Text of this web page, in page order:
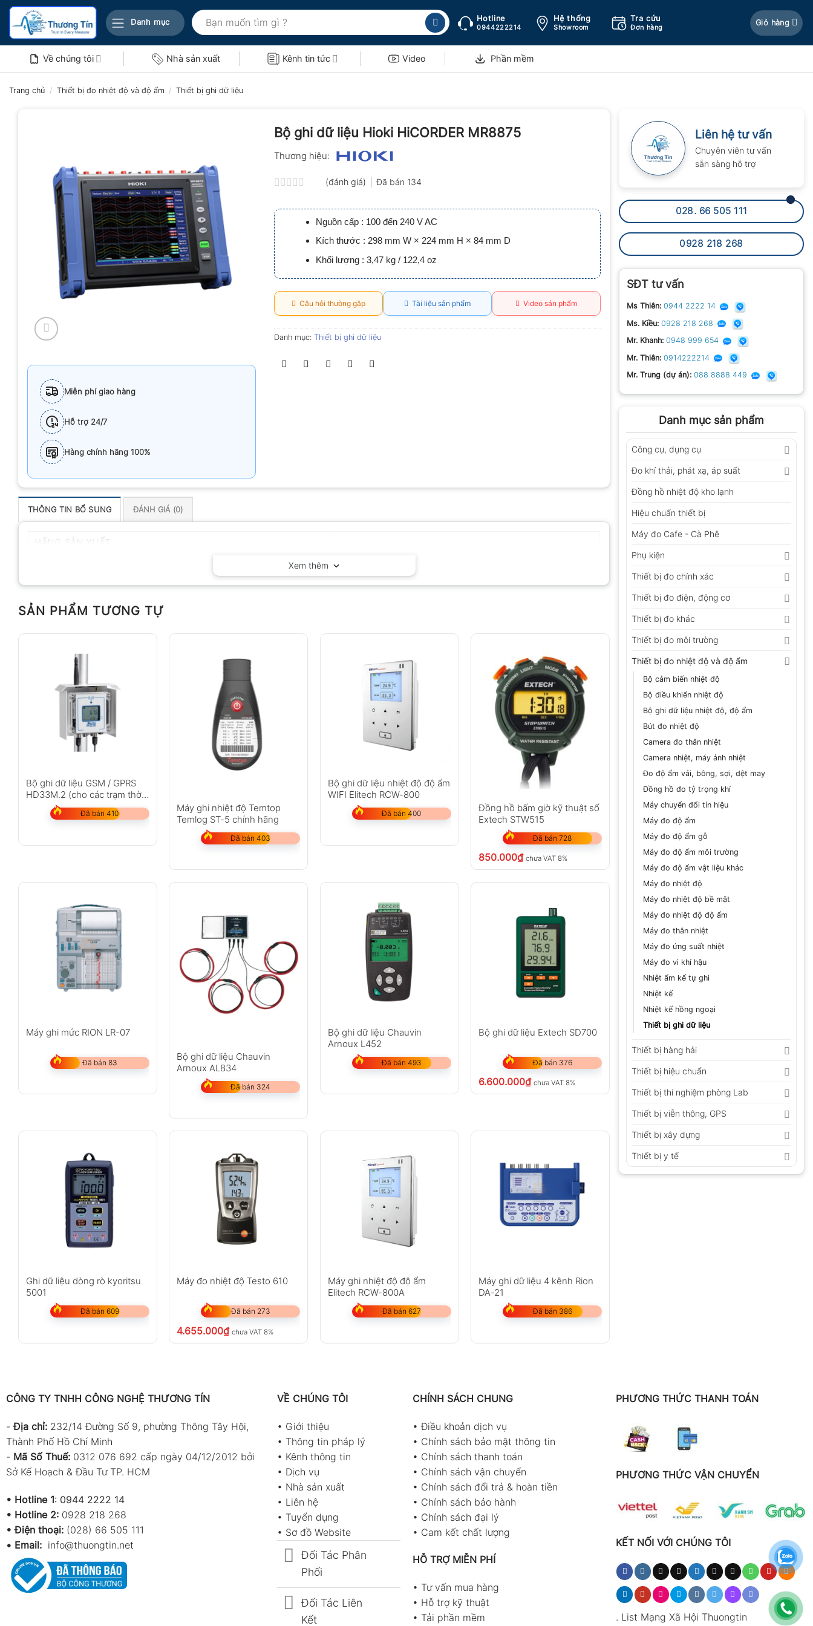
Bỏ
nội
Danh mục
Tìm
kiếm:
Hotline
0944222214
Hệ thống
Showroom
Tra cứu
Đơn hàng
Giỏ hàng
Về chúng tôi Nhà sản xuất Kênh tin tức Video Phần mềm
Trang chủ / Thiết bị đo nhiệt độ và độ ẩm / Thiết bị ghi dữ liệu
Liên hệ tư vấn
Chuyên viên tư vấn
sẵn sàng hỗ trợ
028. 66 505 111
0928 218 268
SĐT tư vấn
Ms Thiên: 0944 2222 14
Ms. Kiều: 0928 218 268
Mr. Khanh: 0948 999 654
Mr. Thiên: 0914222214
Mr. Trung (dự án): 088 8888 449
Danh mục sản phẩm
Công cụ, dụng cụ
Đo khí thải, phát xạ, áp suất
Đồng hồ nhiệt độ kho lạnh
Hiệu chuẩn thiết bị
Máy đo Cafe - Cà Phê
Phụ kiện
Thiết bị đo chính xác
Thiết bị đo điện, động cơ
Thiết bị đo khác
Thiết bị đo môi trường
Thiết bị đo nhiệt độ và độ ẩm
Bộ cảm biến nhiệt độ
Bộ điều khiển nhiệt độ
Bộ ghi dữ liệu nhiệt độ, độ ẩm
Bút đo nhiệt độ
Camera đo thân nhiệt
Camera nhiệt, máy ảnh nhiệt
Đo độ ẩm vải, bông, sợi, dệt may
Đồng hồ đo tỷ trọng khí
Máy chuyển đổi tín hiệu
Máy đo độ ẩm
Máy đo độ ẩm gỗ
Máy đo độ ẩm môi trường
Máy đo độ ẩm vật liệu khác
Máy đo nhiệt độ
Máy đo nhiệt độ bề mặt
Máy đo nhiệt độ độ ẩm
Máy đo thân nhiệt
Máy đo ứng suất nhiệt
Máy đo vi khí hậu
Nhiệt ẩm kế tự ghi
Nhiệt kế
Nhiệt kế hồng ngoại
Thiết bị ghi dữ liệu
Thiết bị hàng hải
Thiết bị hiệu chuẩn
Thiết bị thí nghiệm phòng Lab
Thiết bị viễn thông, GPS
Thiết bị xây dựng
Thiết bị y tế
Miễn phí giao hàng
Hỗ trợ 24/7
Hàng chính hãng 100%
Bộ ghi dữ liệu Hioki HiCORDER MR8875
Thương hiệu:
xếp
hạng
0.0
5
sao
(đánh giá) Đã bán 134
Nguồn cấp : 100 đến 240 V AC
Kích thước : 298 mm W × 224 mm H × 84 mm D
Khối lượng : 3,47 kg / 122,4 oz
Câu hỏi thường gặp Tài liệu sản phẩm Video sản phẩm
Danh mục: Thiết bị ghi dữ liệu
THÔNG TIN BỔ SUNG ĐÁNH GIÁ (0)
Xem thêm
SẢN PHẨM TƯƠNG TỰ
Bộ ghi dữ liệu GSM / GPRS
HD33M.2 (cho các trạm thời
Đã bán 410
Máy ghi nhiệt độ Temtop
Temlog ST-5 chính hãng
Đã bán 403
Bộ ghi dữ liệu nhiệt độ độ ẩm
WIFI Elitech RCW-800
Đã bán 400
Đồng hồ bấm giờ kỹ thuật số
Extech STW515
Đã bán 728
850.000₫ chưa VAT 8%
Máy ghi mức RION LR-07
Đã bán 83
Bộ ghi dữ liệu Chauvin
Arnoux AL834
Đã bán 324
Bộ ghi dữ liệu Chauvin
Arnoux L452
Đã bán 493
Bộ ghi dữ liệu Extech SD700
Đã bán 376
6.600.000₫ chưa VAT 8%
Ghi dữ liệu dòng rò kyoritsu
5001
Đã bán 609
Máy đo nhiệt độ Testo 610
Đã bán 273
4.655.000₫ chưa VAT 8%
Máy ghi nhiệt độ độ ẩm
Elitech RCW-800A
Đã bán 627
Máy ghi dữ liệu 4 kênh Rion
DA-21
Đã bán 386
CÔNG TY TNHH CÔNG NGHỆ THƯƠNG TÍN
-Địa chỉ: 232/14 Đường Số 9, phường Thông Tây Hội,
Thành Phố Hồ Chí Minh
- Mã Số Thuế: 0312 076 692 cấp ngày 04/12/2012 bởi
Sở Kế Hoạch & Đầu Tư TP. HCM
• Hotline 1: 0944 2222 14
• Hotline 2: 0928 218 268
• Điện thoại: (028) 66 505 111
• Email: info@thuongtin.net
VỀ CHÚNG TÔI
• Giới thiệu
• Thông tin pháp lý
• Kênh thông tin
• Dịch vụ
• Nhà sản xuất
• Liên hệ
• Tuyển dụng
• Sơ đồ Website
Đối Tác Phân
Phối
Đối Tác Liên
Kết
CHÍNH SÁCH CHUNG
•Điều khoản dịch vụ
• Chính sách bảo mật thông tin
• Chính sách thanh toán
• Chính sách vận chuyển
• Chính sách đổi trả & hoàn tiền
• Chính sách bảo hành
• Chính sách đại lý
• Cam kết chất lượng
HỖ TRỢ MIỄN PHÍ
• Tư vấn mua hàng
• Hỗ trợ kỹ thuật
• Tải phần mềm
PHƯƠNG THỨC THANH TOÁN
PHƯƠNG THỨC VẬN CHUYỂN
KẾT NỐI VỚI CHÚNG TÔI
. List Mạng Xã Hội Thuongtin